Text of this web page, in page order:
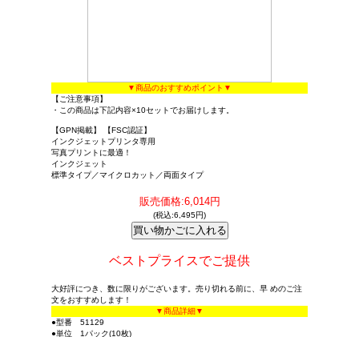
▼商品のおすすめポイント▼
【ご注意事項】
・この商品は下記内容×10セットでお届けします。
【GPN掲載】 【FSC認証】
インクジェットプリンタ専用
写真プリントに最適！
インクジェット
標準タイプ／マイクロカット／両面タイプ
販売価格:6,014円
(税込:6,495円)
ベストプライスでご提供
大好評につき、数に限りがございます。売り切れる前に、早 めのご注
文をおすすめします！
▼商品詳細▼
●型番 51129
●単位 1パック(10枚)